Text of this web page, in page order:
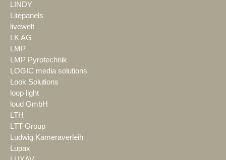
LINDY
Litepanels
livewelt
LK AG
LMP
LMP Pyrotechnik
LOGIC media solutions
Look Solutions
loop light
loud GmbH
LTH
LTT Group
Ludwig Kameraverleih
Lupax